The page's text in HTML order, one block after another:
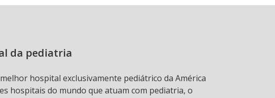
da pediatria
hospital exclusivamente pediátrico da América
hospitais do mundo que atuam com pediatria, o